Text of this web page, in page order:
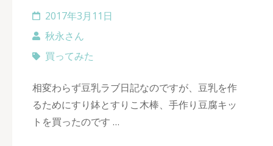
2017年3月11日
秋永さん
買ってみた
相変わらず豆乳ラブ日記なのですが、豆乳を作
るためにすり鉢とすりこ木棒、手作り豆腐キッ
トを買ったのです …